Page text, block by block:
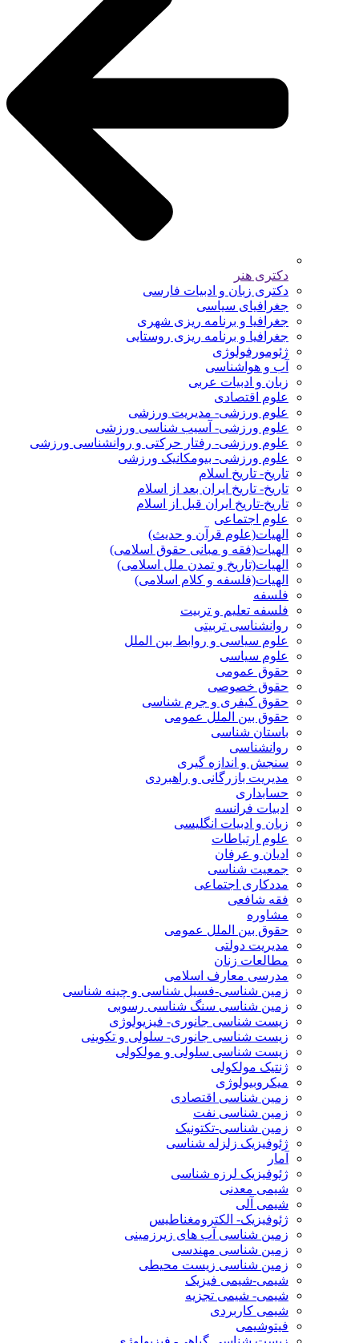
دکتری هنر
دکتری زبان و ادبیات فارسی
جغرافیای سیاسی
جغرافیا و برنامه ریزی شهری
جغرافیا و برنامه ریزی روستایی
ژئومورفولوژی
آب و هواشناسی
زبان و ادبیات عربی
علوم اقتصادی
علوم ورزشی- مدیریت ورزشی
علوم ورزشی- آسیب شناسی ورزشی
علوم ورزشی- رفتار حرکتی و روانشناسی ورزشی
علوم ورزشی- بیومکانیک ورزشی
تاریخ- تاریخ اسلام
تاریخ- تاریخ ایران بعد از اسلام
تاریخ-تاریخ ایران قبل از اسلام
علوم اجتماعی
الهیات(علوم قرآن و حدیث)
الهیات(فقه و مبانی حقوق اسلامی)
الهیات(تاریخ و تمدن ملل اسلامی)
الهیات(فلسفه و کلام اسلامی)
فلسفه
فلسفه تعلیم و تربیت
روانشناسی تربیتی
علوم سیاسی و روابط بین الملل
علوم سیاسی
حقوق عمومی
حقوق خصوصی
حقوق کیفری و جرم شناسی
حقوق بین الملل عمومی
باستان شناسی
روانشناسی
سنجش و اندازه گیری
مدیریت بازرگانی و راهبردی
حسابداری
ادبیات فرانسه
زبان و ادبیات انگلیسی
علوم ارتباطات
ادیان و عرفان
جمعیت شناسی
مددکاری اجتماعی
فقه شافعی
مشاوره
حقوق بین الملل عمومی
مدیریت دولتی
مطالعات زنان
مدرسی معارف اسلامی
زمین شناسی-فسیل شناسی و چینه شناسی
زمین شناسی سنگ شناسی رسوبی
زیست شناسی جانوری- فیزیولوژی
زیست شناسی جانوری- سلولی و تکوینی
زیست شناسی سلولی و مولکولی
ژنتیک مولکولی
میکروبیولوژی
زمین شناسی اقتصادی
زمین شناسی نفت
زمین شناسی-تکتونیک
ژئوفیزیک زلزله شناسی
آمار
ژئوفیزیک لرزه شناسی
شیمی معدنی
شیمی آلی
ژئوفیزیک- الکترومغناطیس
زمین شناسی آب های زیرزمینی
زمین شناسی مهندسی
زمین شناسی زیست محیطی
شیمی-شیمی فیزیک
شیمی- شیمی تجزیه
شیمی کاربردی
فیتوشیمی